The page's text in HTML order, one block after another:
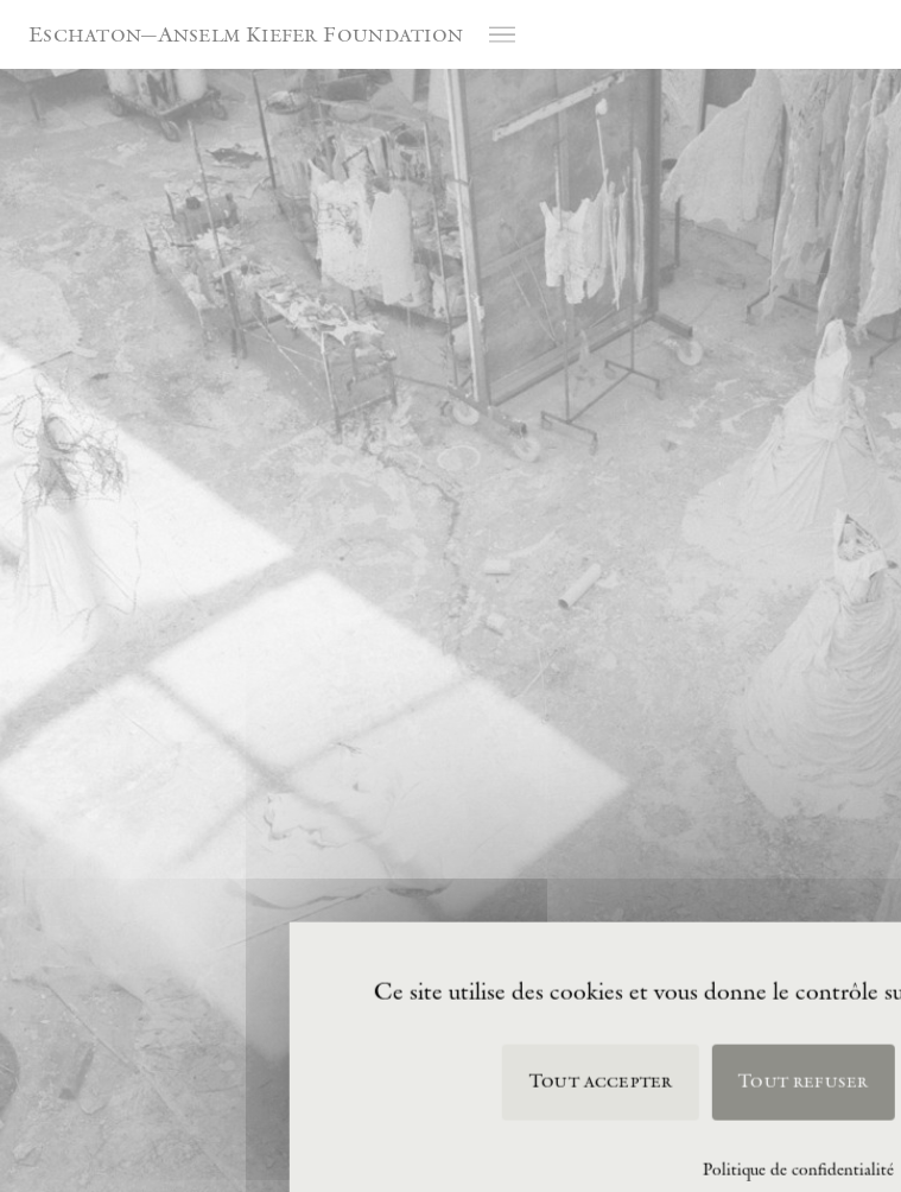
Eschaton—Anselm Kiefer Foundation
Ce site utilise des cookies et vous donne le contrôle
Tout accepter Tout refuser
Politique de confidentialité